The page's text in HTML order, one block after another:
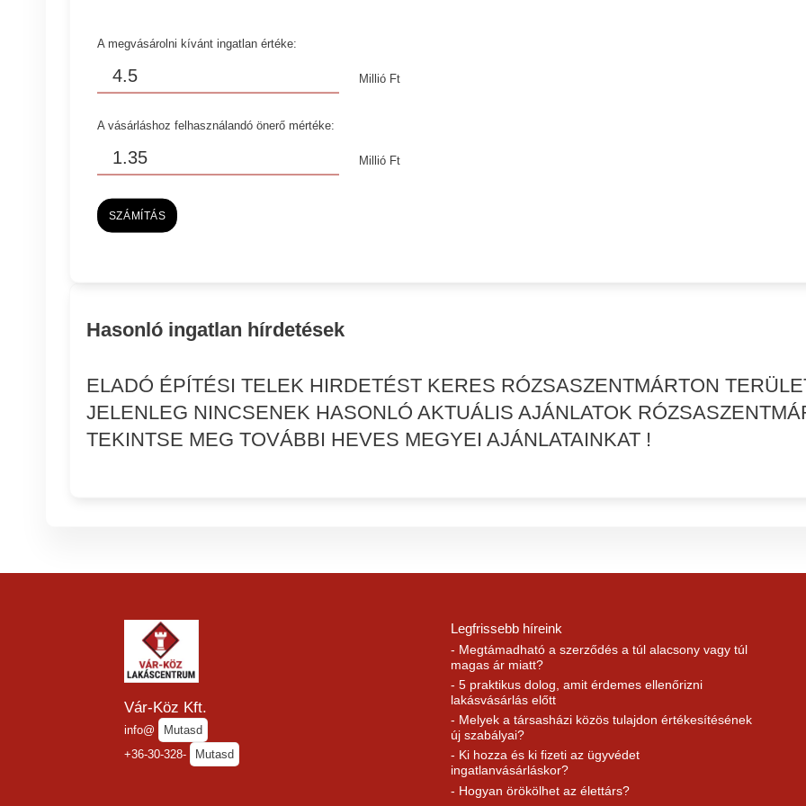
A megvásárolni kívánt ingatlan értéke:
Millió Ft
A vásárláshoz felhasználandó önerő mértéke:
Millió Ft
SZÁMÍTÁS
Hasonló ingatlan hírdetések
ELADÓ ÉPÍTÉSI TELEK HIRDETÉST KERES RÓZSASZENTMÁRTON
JELENLEG NINCSENEK HASONLÓ AKTUÁLIS AJÁNLATOK
TEKINTSE MEG TOVÁBBI HEVES MEGYEI AJÁNLATAINKAT !
Vár-Köz Kft.
info@
Mutasd
+36-30-328-
Mutasd
Legfrissebb híreink
- Megtámadható a szerződés a túl alacsony vagy túl
magas ár miatt?
- 5 praktikus dolog, amit érdemes ellenőrizni
lakásvásárlás előtt
- Melyek a társasházi közös tulajdon értékesítésének
új szabályai?
- Ki hozza és ki fizeti az ügyvédet
ingatlanvásárláskor?
- Hogyan örökölhet az élettárs?